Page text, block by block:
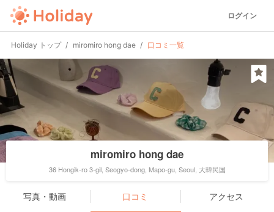
ログイン
Holiday トップ miromiro hong dae 口コミ一覧
miromiro hong dae
36 Hongik-ro 3-gil, Seogyo-dong, Mapo-gu, Seoul, 大韓民国
写真・動画 口コミ アクセス